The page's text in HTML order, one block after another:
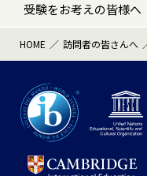
受験をお考えの皆様へ
HOME 訪問者の皆さんへ